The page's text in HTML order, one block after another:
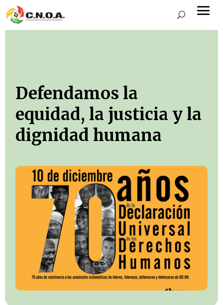
Defendamos la
equidad, la justicia y la
dignidad humana